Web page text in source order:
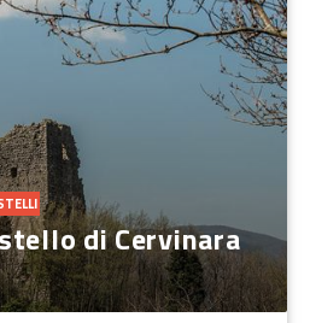
di Cervinara